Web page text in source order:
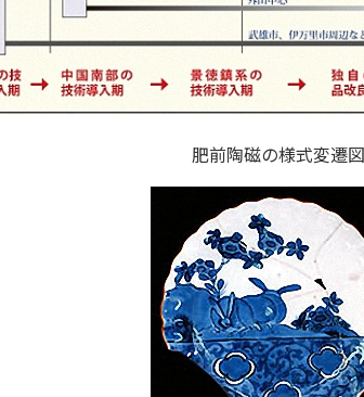
肥前陶磁の様式変遷図